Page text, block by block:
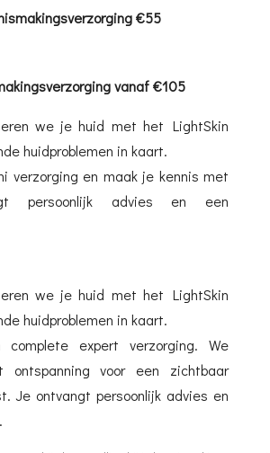
€55
vanaf €105
we je huid met het LightSkin
huidproblemen in kaart.
verzorging en maak je kennis met
persoonlijk advies en een
we je huid met het LightSkin
huidproblemen in kaart.
expert verzorging. We
ontspanning voor een zichtbaar
Je ontvangt persoonlijk advies en